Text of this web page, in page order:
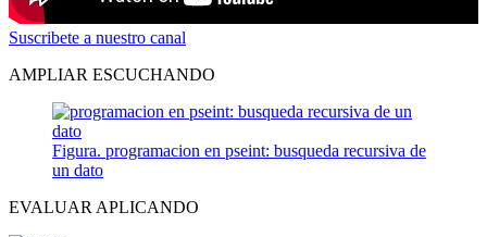
Suscribete a nuestro canal
AMPLIAR ESCUCHANDO
Figura. programacion en pseint: busqueda recursiva de
un dato
EVALUAR APLICANDO